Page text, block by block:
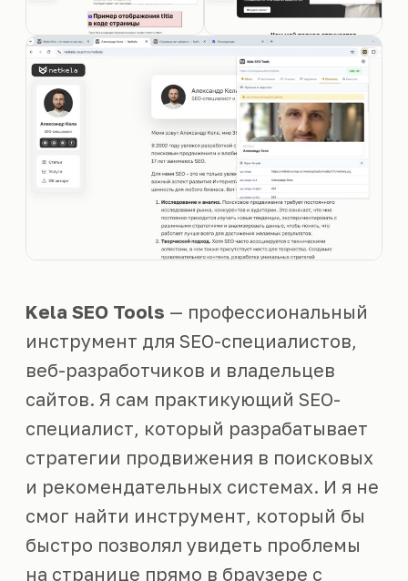
Kela SEO Tools — профессиональный
инструмент для SEO-специалистов,
веб-разработчиков и владельцев
сайтов. Я сам практикующий SEO-
специалист, который разрабатывает
стратегии продвижения в поисковых
и рекомендательных системах. И я не
смог найти инструмент, который бы
быстро позволял увидеть проблемы
на странице прямо в браузере с